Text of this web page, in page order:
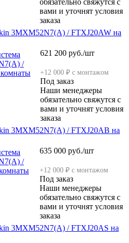
вами и уточнят условия
заказа
3MXM52N7(A) / FTXJ20AW на
/
621 200 руб./шт
+12 000 ₽ с монтажом
Под заказ
Наши менеджеры
обязательно свяжутся с
вами и уточнят условия
заказа
3MXM52N7(A) / FTXJ20AB на
/
635 000 руб./шт
+12 000 ₽ с монтажом
Под заказ
Наши менеджеры
обязательно свяжутся с
вами и уточнят условия
заказа
3MXM52N7(A) / FTXJ20AS на